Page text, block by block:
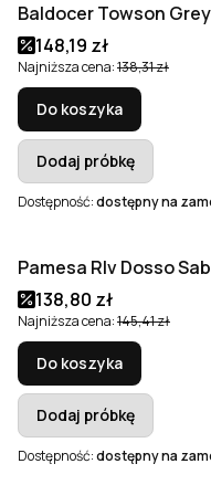
Okazja
Baldocer Towson
Cena promocyjna
148,19 zł
Najniższa cena:138,31 zł
Do koszyka
Dodaj próbkę
Dostępność:dostępny na
Okazja
Pamesa Rlv Dosso
Cena promocyjna
138,80 zł
Najniższa cena:145,41 zł
Do koszyka
Dodaj próbkę
Dostępność:dostępny na